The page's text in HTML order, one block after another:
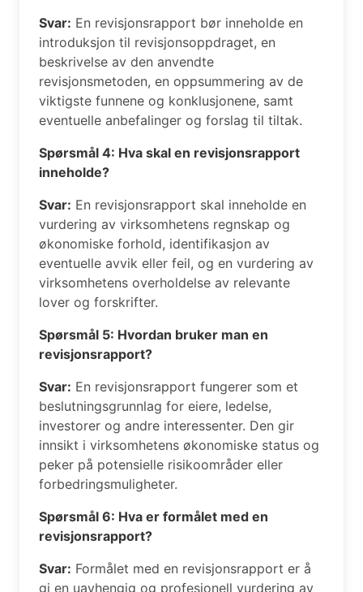
Svar: En revisjonsrapport bør inneholde en
introduksjon til revisjonsoppdraget, en
beskrivelse av den anvendte
revisjonsmetoden, en oppsummering av de
viktigste funnene og konklusjonene, samt
eventuelle anbefalinger og forslag til tiltak.
Spørsmål 4: Hva skal en revisjonsrapport
inneholde?
Svar: En revisjonsrapport skal inneholde en
vurdering av virksomhetens regnskap og
økonomiske forhold, identifikasjon av
eventuelle avvik eller feil, og en vurdering av
virksomhetens overholdelse av relevante
lover og forskrifter.
Spørsmål 5: Hvordan bruker man en
revisjonsrapport?
Svar: En revisjonsrapport fungerer som et
beslutningsgrunnlag for eiere, ledelse,
investorer og andre interessenter. Den gir
innsikt i virksomhetens økonomiske status og
peker på potensielle risikoområder eller
forbedringsmuligheter.
Spørsmål 6: Hva er formålet med en
revisjonsrapport?
Svar: Formålet med en revisjonsrapport er å
gi en uavhengig og profesjonell vurdering av